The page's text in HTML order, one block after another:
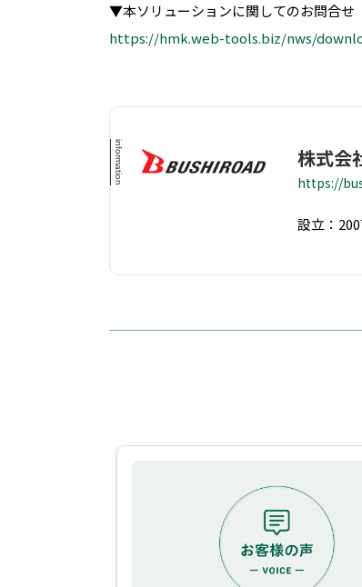
▼本ソリューションに関してのお問合せ
https://hmk.web-tools.biz/nws/
株式会
https://
設立：